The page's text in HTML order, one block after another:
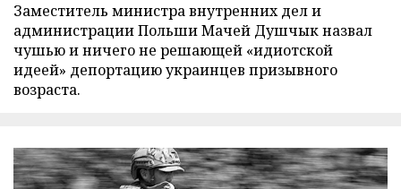
Заместитель министра внутренних дел и
администрации Польши Мачей Душчык назвал
чушью и ничего не решающей «идиотской
идеей» депортацию украинцев призывного
возраста.